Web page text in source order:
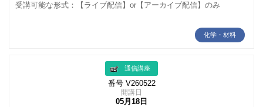
受講可能な形式：【ライブ配信】or【アーカイブ配信】のみ
化学・材料
通信講座
番号 V260522
開講日
05月18日